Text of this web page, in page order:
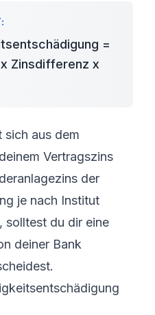
=
Zinsdifferenz x
sich aus dem
Vertragszins
der
je nach Institut
solltest du dir eine
deiner Bank